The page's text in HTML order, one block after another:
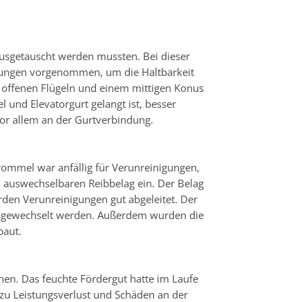
werden mussten. Bei dieser
vorgenommen, um die Haltbarkeit
Flügeln und einem mittigen Konus
und Elevatorgurt gelangt ist, besser
allem an der Gurtverbindung.
war anfällig für Verunreinigungen,
Reibbelag ein. Der Belag
Verunreinigungen gut abgeleitet. Der
werden. Außerdem wurden die
Das feuchte Fördergut hatte im Laufe
Leistungsverlust und Schäden an der